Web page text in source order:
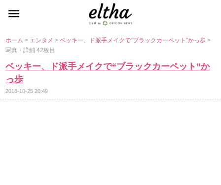
ホーム> エンタメ>ベッキー、ド派手メイクで“ブラックカーペット”かっ歩>
写真・詳細 42枚目
ベッキー、ド派手メイクで“ブラックカーペット”か
っ歩
2018-10-25 20:49